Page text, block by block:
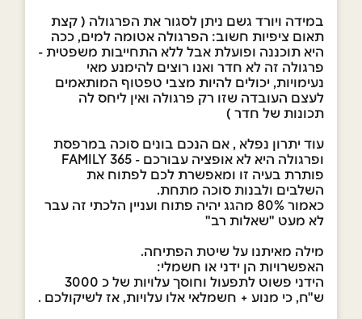
במידה ויורד גשם ניתן לסגור את הפרגולה ( קצת
תאום ציפיות חשוב: הפרגולה אטומה למים, ככה
היא תוכננה ופועלת אבל ללא התחייבות משפטית -
פרגולה זה לא חדר ואנו רוצים להימנע מאי
נעימויות, יכולים להיות מצבי טפטוף המותאמים
לעצם העובדה שזו רק פרגולה ואין ליחס לה
תכונות של חדר )
עוד יתרון נפלא , אם הנכם בונים סוכה במרפסת
ופרגולה היא לא אופציה עבורכם - FAMILY 365
פותרת בעיה זו ומאפשרת לכם לפתוח את
השלבים ולבנות סוכה מתחת.
כאמור 80% מהגג יהיה פתוח ועניין הלכתי זה עבר
לא מעט "שאלות רב"
מילה מאיתנו על שיטת הפתיחה.
האפשרויות הן ידני או חשמלי:
הידני פשוט לתפעול וחוסך עלויות של כ 3000
ש"ח, כי מנוע + חשמלאי אלו עלויות, אז לשיקולכם .